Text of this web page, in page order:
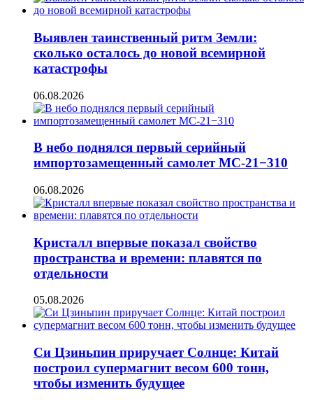
Выявлен таинственный ритм Земли:
сколько осталось до новой всемирной
катастрофы
06.08.2026
В небо поднялся первый серийный
импортозамещенный самолет МС-21−310
06.08.2026
Кристалл впервые показал свойство
пространства и времени: плавятся по
отдельности
05.08.2026
Си Цзиньпин приручает Солнце: Китай
построил супермагнит весом 600 тонн,
чтобы изменить будущее